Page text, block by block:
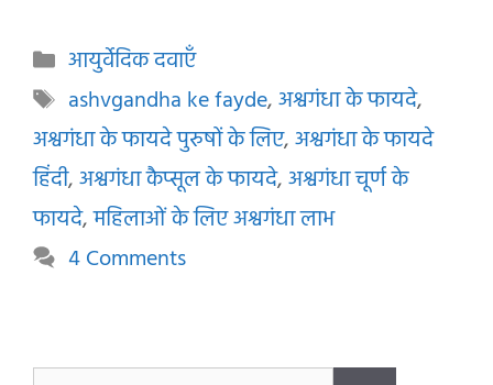
Categories
आयुर्वेदिक दवाएँ
Tags
ashvgandha ke fayde,अश्वगंधा के फायदे,
अश्वगंधा के फायदे पुरुषों के लिए,अश्वगंधा के फायदे
हिंदी,अश्वगंधा कैप्सूल के फायदे,अश्वगंधा चूर्ण के
फायदे,महिलाओं के लिए अश्वगंधा लाभ
4 Comments